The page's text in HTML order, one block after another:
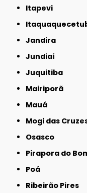
Itapevi
Jandira
Jundiaí
Juquitiba
Mairiporã
Mauá
Mogi das
Osasco
Pirapora do
Poá
Ribeirão Pires